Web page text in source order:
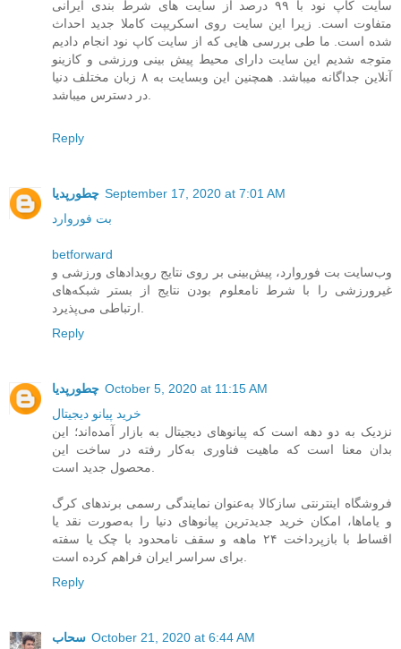
سایت کاپ نود با ۹۹ درصد از سایت های شرط بندی ایرانی
متفاوت است. زیرا این سایت روی اسکریپت کاملا جدید احداث
شده است. ما طی بررسی هایی که از سایت کاپ نود انجام دادیم
متوجه شدیم این سایت دارای محیط پیش بینی ورزشی و کازینو
آنلاین جداگانه میباشد. همچنین این وبسایت به ۸ زبان مختلف دنیا
Reply
چطورپدیا September 17, 2020 at 7:01 AM
بت فوروارد
betforward
وب‌سایت بت فوروارد، پیش‌بینی‌ بر روی نتایج رویدادهای ورزشی و
غیرورزشی را با شرط نامعلوم بودن نتایج از بستر شبکه‌های
Reply
چطورپدیا October 5, 2020 at 11:15 AM
خرید پیانو دیجیتال
نزدیک به دو دهه است که پیانوهای دیجیتال به بازار آمده‌اند؛ این
بدان معنا است که ماهیت فناوری به‌کار رفته در ساخت این
فروشگاه اینترنتی سازکالا به‌عنوان نمایندگی رسمی برندهای کرگ
و یاماها، امکان خرید جدیدترین پیانوهای دنیا را به‌صورت نقد یا
اقساط با بازپرداخت ۲۴ ماهه و سقف نامحدود با چک یا سفته
Reply
سحاب October 21, 2020 at 6:44 AM